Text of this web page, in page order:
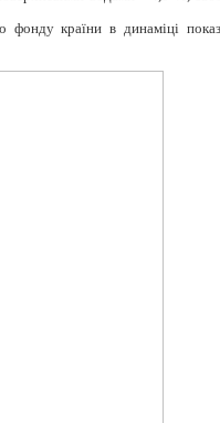
фонду країни в динаміці